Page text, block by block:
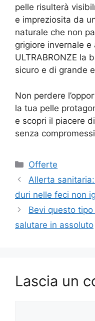
pelle risulterà
e impreziosita da
naturale che non
grigiore invernale
ULTRABRONZE la
sicuro e di grande
Non perdere
la tua pelle
e scopri il piacere
senza
Categorie
Offerte
Allerta
duri nelle feci non
Bevi questo
salutare in assoluto
Lascia un